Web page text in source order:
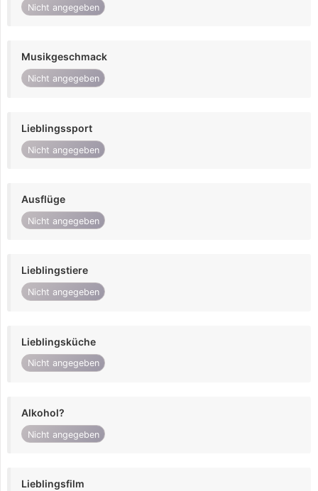
Nicht angegeben
Musikgeschmack
Nicht angegeben
Lieblingssport
Nicht angegeben
Ausflüge
Nicht angegeben
Lieblingstiere
Nicht angegeben
Lieblingsküche
Nicht angegeben
Alkohol?
Nicht angegeben
Lieblingsfilm